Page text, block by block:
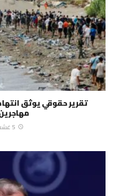
تقرير حقوقي يوثق
5 غشت، 2026